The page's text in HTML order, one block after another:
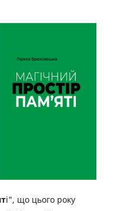
і", що цього року